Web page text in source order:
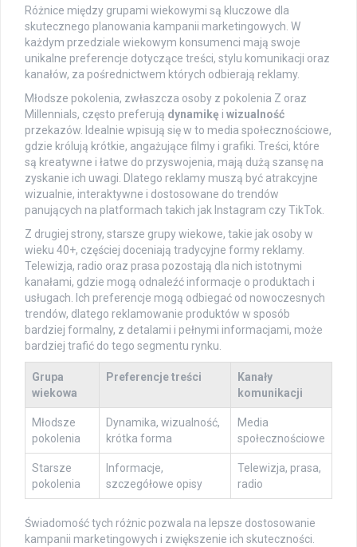
Różnice między grupami wiekowymi są kluczowe dla
skutecznego planowania kampanii marketingowych. W
każdym przedziale wiekowym konsumenci mają swoje
unikalne preferencje dotyczące treści, stylu komunikacji oraz
kanałów, za pośrednictwem których odbierają reklamy.
Młodsze pokolenia, zwłaszcza osoby z pokolenia Z oraz
Millennials, często preferują dynamikę i wizualność
przekazów. Idealnie wpisują się w to media społecznościowe,
gdzie królują krótkie, angażujące filmy i grafiki. Treści, które
są kreatywne i łatwe do przyswojenia, mają dużą szansę na
zyskanie ich uwagi. Dlatego reklamy muszą być atrakcyjne
wizualnie, interaktywne i dostosowane do trendów
panujących na platformach takich jak Instagram czy TikTok.
Z drugiej strony, starsze grupy wiekowe, takie jak osoby w
wieku 40+, częściej doceniają tradycyjne formy reklamy.
Telewizja, radio oraz prasa pozostają dla nich istotnymi
kanałami, gdzie mogą odnaleźć informacje o produktach i
usługach. Ich preferencje mogą odbiegać od nowoczesnych
trendów, dlatego reklamowanie produktów w sposób
bardziej formalny, z detalami i pełnymi informacjami, może
bardziej trafić do tego segmentu rynku.
Grupa
wiekowa
Preferencje treści
Kanały
komunikacji
Młodsze
pokolenia
Dynamika, wizualność,
krótka forma
Media
społecznościowe
Starsze
pokolenia
Informacje,
szczegółowe opisy
Telewizja, prasa,
radio
Świadomość tych różnic pozwala na lepsze dostosowanie
kampanii marketingowych i zwiększenie ich skuteczności.